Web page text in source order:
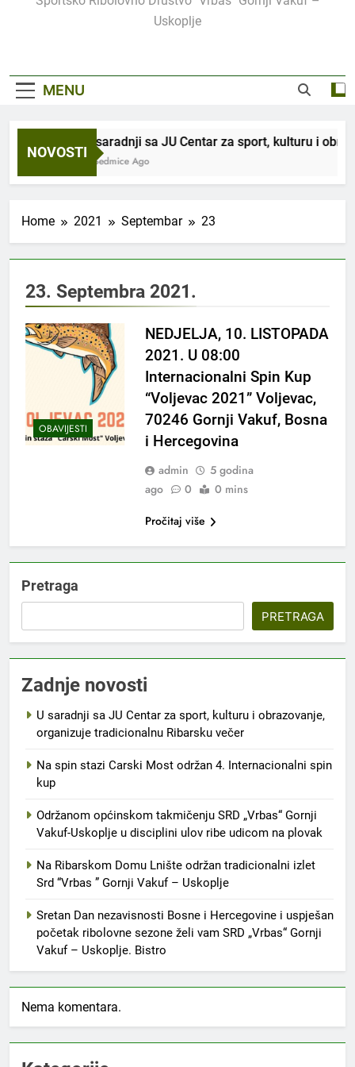
Uskoplje
MENU
NOVOSTI
U saradnji sa JU Centar za sport, kulturu i
2 Sedmice Ago
Home 2021 Septembar 23
23. Septembra 2021.
OBAVIJESTI
NEDJELJA, 10. LISTOPADA
2021. U 08:00
Internacionalni Spin Kup
“Voljevac 2021” Voljevac,
70246 Gornji Vakuf, Bosna
i Hercegovina
admin
5 godina
ago
0
0 mins
Pročitaj više
Pretraga
PRETRAGA
Zadnje novosti
U saradnji sa JU Centar za sport, kulturu i obrazovanje,
organizuje tradicionalnu Ribarsku večer
Na spin stazi Carski Most održan 4. Internacionalni spin
kup
Održanom općinskom takmičenju SRD „Vrbas“ Gornji
Vakuf-Uskoplje u disciplini ulov ribe udicom na plovak
Na Ribarskom Domu Lnište održan tradicionalni izlet
Srd “Vrbas ” Gornji Vakuf – Uskoplje
Sretan Dan nezavisnosti Bosne i Hercegovine i uspješan
početak ribolovne sezone želi vam SRD „Vrbas“ Gornji
Vakuf – Uskoplje. Bistro
Nema komentara.